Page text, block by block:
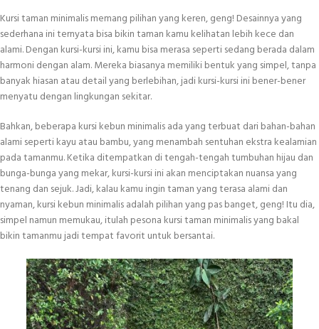
Kursi taman minimalis memang pilihan yang keren, geng! Desainnya yang
sederhana ini ternyata bisa bikin taman kamu kelihatan lebih kece dan
alami. Dengan kursi-kursi ini, kamu bisa merasa seperti sedang berada dalam
harmoni dengan alam. Mereka biasanya memiliki bentuk yang simpel, tanpa
banyak hiasan atau detail yang berlebihan, jadi kursi-kursi ini bener-bener
menyatu dengan lingkungan sekitar.
Bahkan, beberapa kursi kebun minimalis ada yang terbuat dari bahan-bahan
alami seperti kayu atau bambu, yang menambah sentuhan ekstra kealamian
pada tamanmu. Ketika ditempatkan di tengah-tengah tumbuhan hijau dan
bunga-bunga yang mekar, kursi-kursi ini akan menciptakan nuansa yang
tenang dan sejuk. Jadi, kalau kamu ingin taman yang terasa alami dan
nyaman, kursi kebun minimalis adalah pilihan yang pas banget, geng! Itu dia,
simpel namun memukau, itulah pesona kursi taman minimalis yang bakal
bikin tamanmu jadi tempat favorit untuk bersantai.